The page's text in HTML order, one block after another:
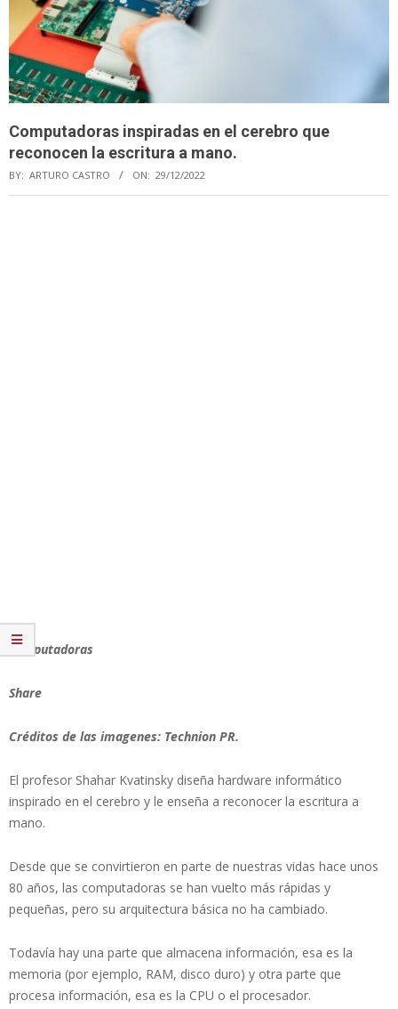
Computadoras inspiradas en el cerebro que
reconocen la escritura a mano.
BY: ARTURO CASTRO ON: 29/12/2022
computadoras
Share
Créditos de las imagenes: Technion PR.
El profesor Shahar Kvatinsky diseña hardware informático
inspirado en el cerebro y le enseña a reconocer la escritura a
mano.
Desde que se convirtieron en parte de nuestras vidas hace unos
80 años, las computadoras se han vuelto más rápidas y
pequeñas, pero su arquitectura básica no ha cambiado.
Todavía hay una parte que almacena información, esa es la
memoria (por ejemplo, RAM, disco duro) y otra parte que
procesa información, esa es la CPU o el procesador.